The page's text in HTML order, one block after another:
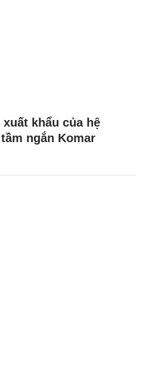
khẩu của hệ
ngắn Komar